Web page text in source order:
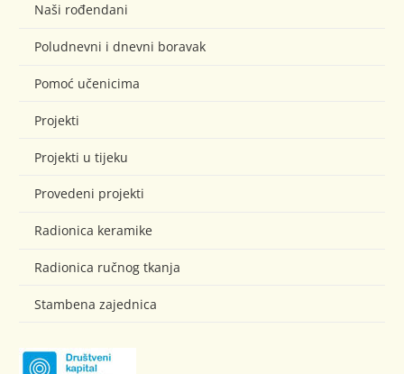
Naši rođendani
Poludnevni i dnevni boravak
Pomoć učenicima
Projekti
Projekti u tijeku
Provedeni projekti
Radionica keramike
Radionica ručnog tkanja
Stambena zajednica